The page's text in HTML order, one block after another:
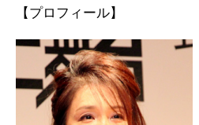
【プロフィール】